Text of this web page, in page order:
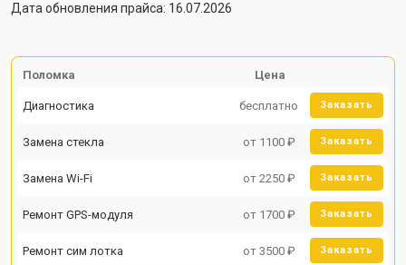
Дата обновления прайса: 16.07.2026
Поломка Цена
Диагностика бесплатно Заказать
Замена стекла от 1100 ₽ Заказать
Замена Wi-Fi от 2250 ₽ Заказать
Ремонт GPS-модуля от 1700 ₽ Заказать
Ремонт сим лотка от 3500 ₽ Заказать